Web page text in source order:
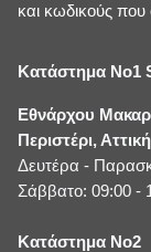
και κωδικούς που
Κατάστημα No1
Εθνάρχου
Περιστέρι,
Δευτέρα -
Σάββατο: 09:00 -
Κατάστημα No2